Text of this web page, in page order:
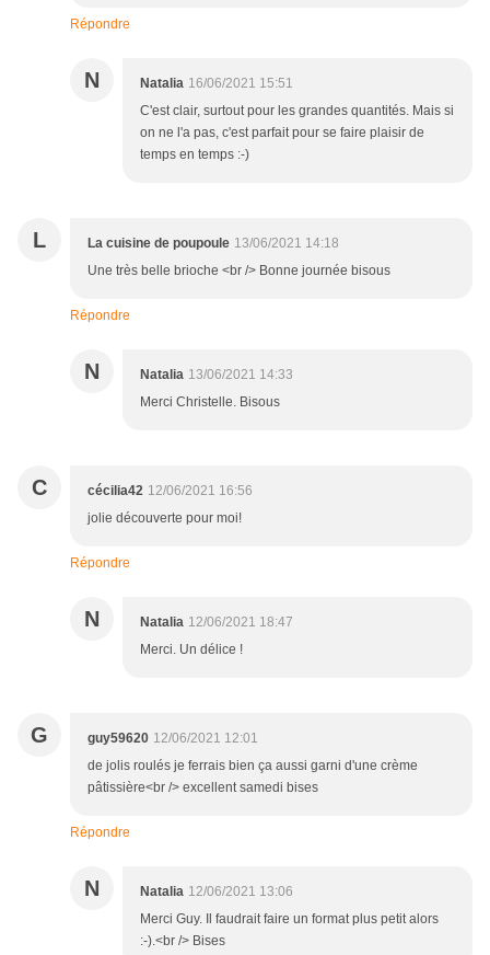
Répondre
N Natalia 16/06/2021 15:51
C'est clair, surtout pour les grandes quantités. Mais si
on ne l'a pas, c'est parfait pour se faire plaisir de
temps en temps :-)
L La cuisine de poupoule 13/06/2021 14:18
Une très belle brioche <br /> Bonne journée bisous
Répondre
N Natalia 13/06/2021 14:33
Merci Christelle. Bisous
C cécilia42 12/06/2021 16:56
jolie découverte pour moi!
Répondre
N Natalia 12/06/2021 18:47
Merci. Un délice !
G guy59620 12/06/2021 12:01
de jolis roulés je ferrais bien ça aussi garni d'une crème
pâtissière<br /> excellent samedi bises
Répondre
N Natalia 12/06/2021 13:06
Merci Guy. Il faudrait faire un format plus petit alors
:-).<br /> Bises